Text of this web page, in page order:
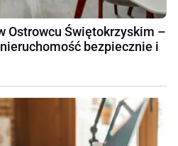
Ostrowcu Świętokrzyskim –
bezpiecznie i